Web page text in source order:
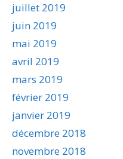
juillet 2019
juin 2019
mai 2019
avril 2019
mars 2019
février 2019
janvier 2019
décembre 2018
novembre 2018